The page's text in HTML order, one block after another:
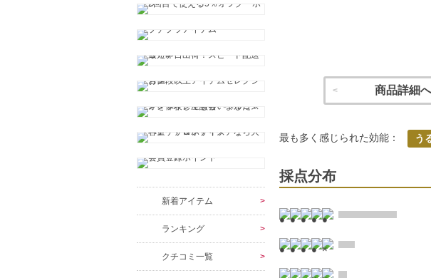
商品詳細
最も多く感じられた効能： う
採点分布
新着アイテム
ランキング
クチコミ一覧